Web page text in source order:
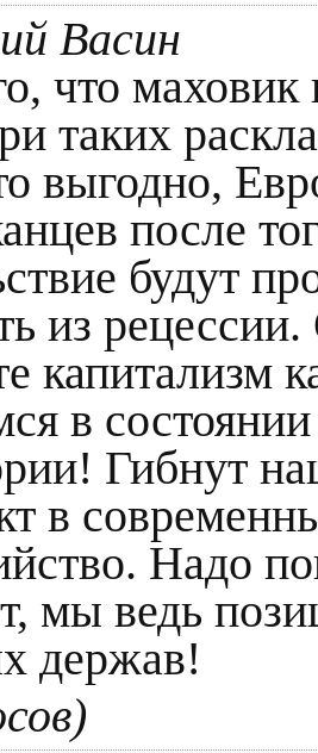
Васин
что
выгодно,
после
будут
из
капитализм
в
Гибнут
в
Надо
мы ведь
держав!